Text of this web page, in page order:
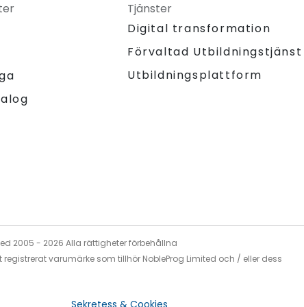
Tjänster
Digital transformation
Förvaltad Utbildningstjänst
Utbildningsplattform
2005 - 2026 Alla rättigheter förbehållna
registrerat varumärke som tillhör NobleProg Limited och / eller dess